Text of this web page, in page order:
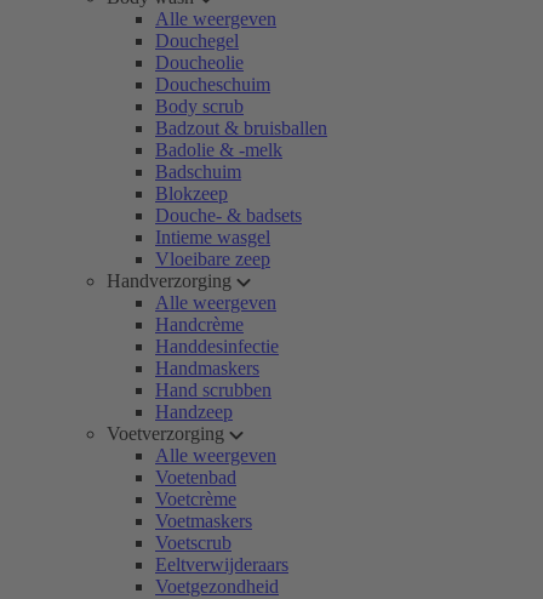
Alle weergeven
Douchegel
Doucheolie
Doucheschuim
Body scrub
Badzout & bruisballen
Badolie & -melk
Badschuim
Blokzeep
Douche- & badsets
Intieme wasgel
Vloeibare zeep
Handverzorging
Alle weergeven
Handcrème
Handdesinfectie
Handmaskers
Hand scrubben
Handzeep
Voetverzorging
Alle weergeven
Voetenbad
Voetcrème
Voetmaskers
Voetscrub
Eeltverwijderaars
Voetgezondheid